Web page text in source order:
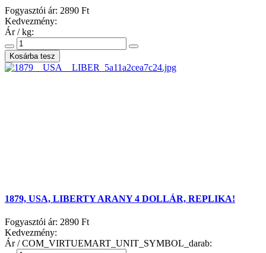
Fogyasztói ár: 2890 Ft
Kedvezmény:
Ár / kg:
1879, USA, LIBERTY ARANY 4 DOLLÁR, REPLIKA!
Fogyasztói ár: 2890 Ft
Kedvezmény:
Ár / COM_VIRTUEMART_UNIT_SYMBOL_darab: